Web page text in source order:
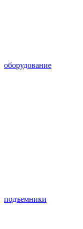
оборудование
подъемники